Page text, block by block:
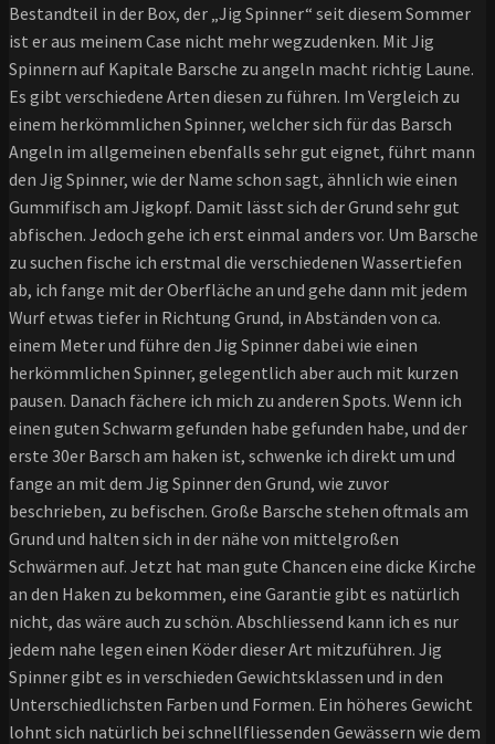
Bestandteil in der Box, der „Jig Spinner“ seit diesem Sommer
ist er aus meinem Case nicht mehr wegzudenken. Mit Jig
Spinnern auf Kapitale Barsche zu angeln macht richtig Laune.
Es gibt verschiedene Arten diesen zu führen. Im Vergleich zu
einem herkömmlichen Spinner, welcher sich für das Barsch
Angeln im allgemeinen ebenfalls sehr gut eignet, führt mann
den Jig Spinner, wie der Name schon sagt, ähnlich wie einen
Gummifisch am Jigkopf. Damit lässt sich der Grund sehr gut
abfischen. Jedoch gehe ich erst einmal anders vor. Um Barsche
zu suchen fische ich erstmal die verschiedenen Wassertiefen
ab, ich fange mit der Oberfläche an und gehe dann mit jedem
Wurf etwas tiefer in Richtung Grund, in Abständen von ca.
einem Meter und führe den Jig Spinner dabei wie einen
herkömmlichen Spinner, gelegentlich aber auch mit kurzen
pausen. Danach fächere ich mich zu anderen Spots. Wenn ich
einen guten Schwarm gefunden habe gefunden habe, und der
erste 30er Barsch am haken ist, schwenke ich direkt um und
fange an mit dem Jig Spinner den Grund, wie zuvor
beschrieben, zu befischen. Große Barsche stehen oftmals am
Grund und halten sich in der nähe von mittelgroßen
Schwärmen auf. Jetzt hat man gute Chancen eine dicke Kirche
an den Haken zu bekommen, eine Garantie gibt es natürlich
nicht, das wäre auch zu schön. Abschliessend kann ich es nur
jedem nahe legen einen Köder dieser Art mitzuführen. Jig
Spinner gibt es in verschieden Gewichtsklassen und in den
Unterschiedlichsten Farben und Formen. Ein höheres Gewicht
lohnt sich natürlich bei schnellfliessenden Gewässern wie dem